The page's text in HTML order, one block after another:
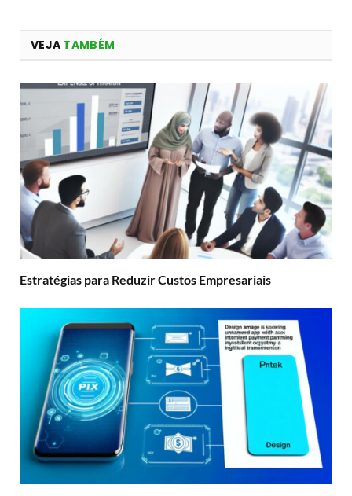
VEJA TAMBÉM
Estratégias para Reduzir Custos Empresariais